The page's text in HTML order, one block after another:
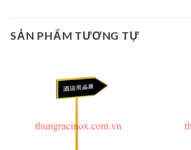
SẢN PHẨM TƯƠNG TỰ